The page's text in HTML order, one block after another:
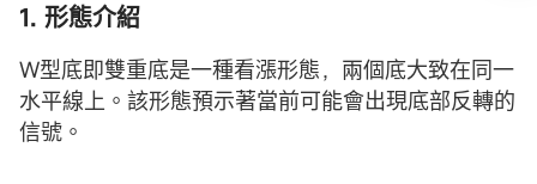
1. 形態介紹
W型底即雙重底是一種看漲形態，兩個底大致在同一
水平線上。該形態預示著當前可能會出現底部反轉的
信號。